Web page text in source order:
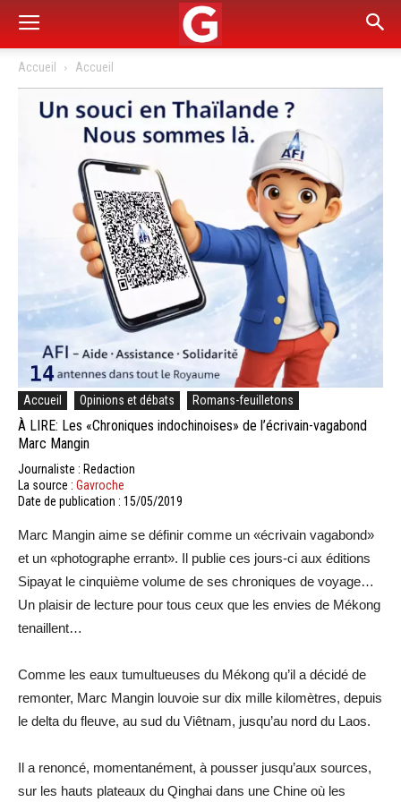
Accueil Accueil
Accueil Opinions et débats Romans-feuilletons
À LIRE: Les «Chroniques indochinoises» de l’écrivain-vagabond
Marc Mangin
Journaliste : Redaction
La source : Gavroche
Date de publication : 15/05/2019
Marc Mangin aime se définir comme un «écrivain vagabond»
et un «photographe errant». Il publie ces jours-ci aux éditions
Sipayat le cinquième volume de ses chroniques de voyage…
Un plaisir de lecture pour tous ceux que les envies de Mékong
tenaillent…
Comme les eaux tumultueuses du Mékong qu’il a décidé de
remonter, Marc Mangin louvoie sur dix mille kilomètres, depuis
le delta du fleuve, au sud du Viêtnam, jusqu’au nord du Laos.
Il a renoncé, momentanément, à pousser jusqu’aux sources,
sur les hauts plateaux du Qinghai dans une Chine où les